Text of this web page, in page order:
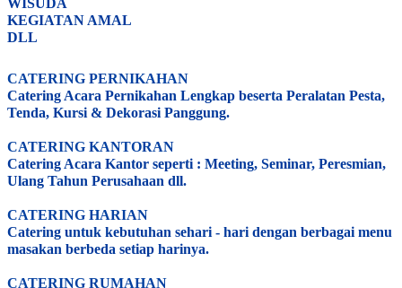
WISUDA
KEGIATAN AMAL
DLL
CATERING PERNIKAHAN
Catering Acara Pernikahan Lengkap beserta Peralatan Pesta,
Tenda, Kursi & Dekorasi Panggung.
CATERING KANTORAN
Catering Acara Kantor seperti : Meeting, Seminar, Peresmian,
Ulang Tahun Perusahaan dll.
CATERING HARIAN
Catering untuk kebutuhan sehari - hari dengan berbagai menu
masakan berbeda setiap harinya.
CATERING RUMAHAN